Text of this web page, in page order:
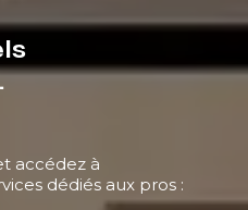
accédez à
dédiés aux pros :